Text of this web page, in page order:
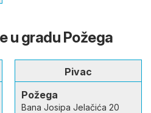
u gradu Požega
Pivac
Požega
Bana Josipa Jelačića 20